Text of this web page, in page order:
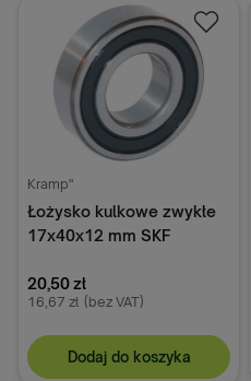
Kramp"
Łożysko kulkowe zwykłe
17x40x12 mm SKF
20,50 zł
16,67 zł (bez VAT)
Dodaj do koszyka